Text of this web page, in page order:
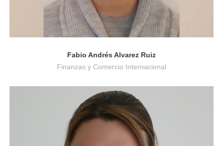
Fabio Andrés Alvarez Ruiz
Finanzas y Comercio Internacional